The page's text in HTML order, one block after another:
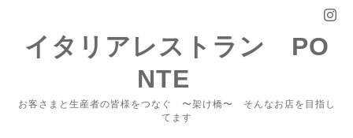
イタリアレストラン PO
NTE
お客さまと生産者の皆様をつなぐ 〜架け橋〜 そんなお店を目指し
てます